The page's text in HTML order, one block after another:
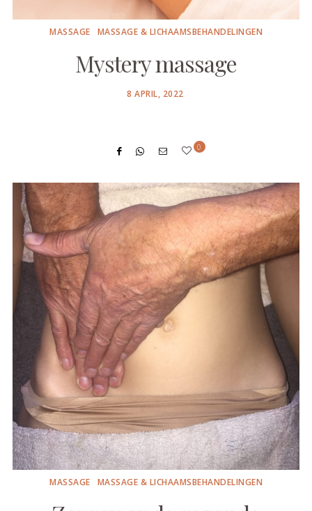
MASSAGE MASSAGE & LICHAAMSBEHANDELINGEN
Mystery massage
POSTED
8 APRIL, 2022
0
MASSAGE MASSAGE & LICHAAMSBEHANDELINGEN